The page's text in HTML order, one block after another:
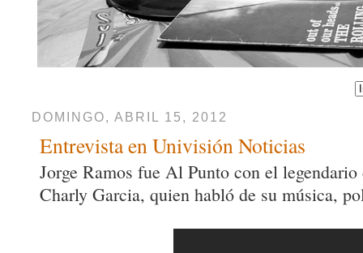
DOMINGO, ABRIL 15, 2012
Entrevista en Univisión Noticias
Jorge Ramos fue Al Punto con el
Charly Garcia, quien habló de su música,